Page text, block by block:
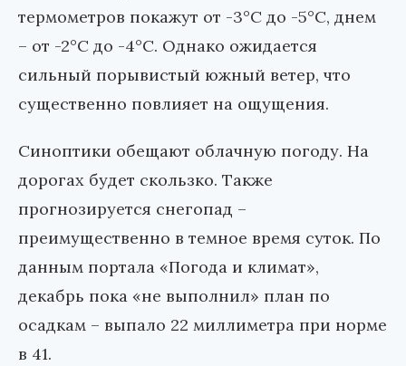
термометров покажут от -3°С до -5°С, днем
– от -2°С до -4°С. Однако ожидается
сильный порывистый южный ветер, что
существенно повлияет на ощущения.
Синоптики обещают облачную погоду. На
дорогах будет скользко. Также
прогнозируется снегопад –
преимущественно в темное время суток. По
данным портала «Погода и климат»,
декабрь пока «не выполнил» план по
осадкам – выпало 22 миллиметра при норме
в 41.